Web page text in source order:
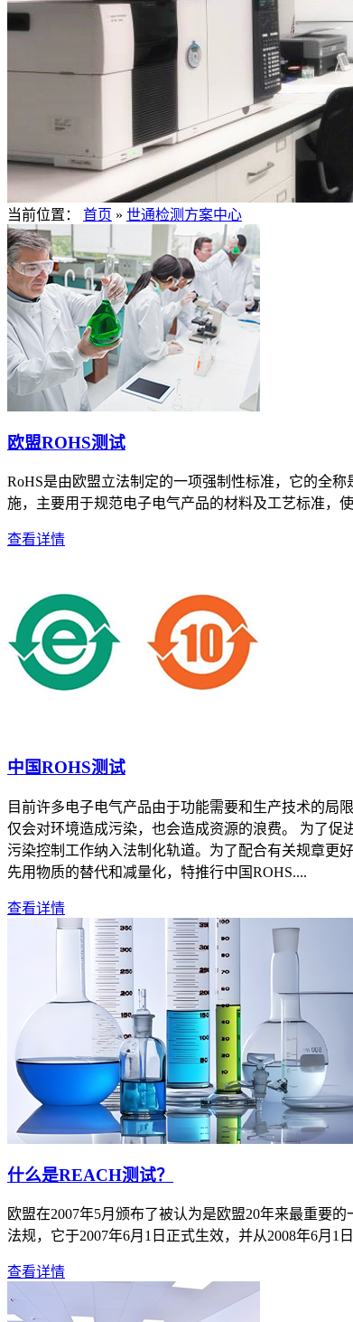
当前位置： 首页 » 世通检测方案中心
欧盟ROHS测试
RoHS是由欧盟立法制定的一项强制性标准，它的全称
施，主要用于规范电子电气产品的材料及工艺标准，
查看详情
中国ROHS测试
目前许多电子电气产品由于功能需要和生产技术的局
仅会对环境造成污染，也会造成资源的浪费。 为了
污染控制工作纳入法制化轨道。为了配合有关规章更
先用物质的替代和减量化，特推行中国ROHS....
查看详情
什么是REACH测试？
欧盟在2007年5月颁布了被认为是欧盟20年来最重要
法规，它于2007年6月1日正式生效，并从2008年6月1
查看详情